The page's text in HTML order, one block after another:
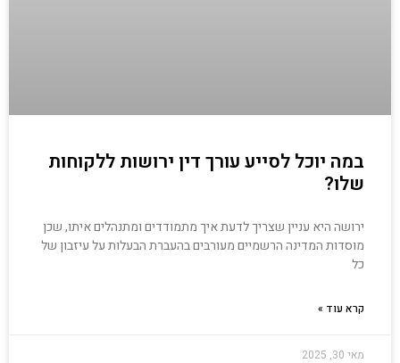
במה יוכל לסייע עורך דין ירושות ללקוחות
שלו?
ירושה היא עניין שצריך לדעת איך מתמודדים ומתנהלים איתו, שכן
מוסדות המדינה הרשמיים מעורבים בהעברת הבעלות על עיזבון של
כל
קרא עוד »
מאי 30, 2025